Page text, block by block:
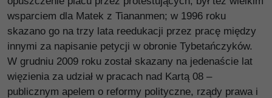
wsparciem dla Matek z Tiananmen; w 1996 roku
skazano go na trzy lata reedukacji przez pracę między
innymi za napisanie petycji w obronie Tybetańczyków.
W grudniu 2009 roku został skazany na jedenaście lat
więzienia za udział w pracach nad Kartą 08 –
publicznym apelem o reformy polityczne, rządy prawa i